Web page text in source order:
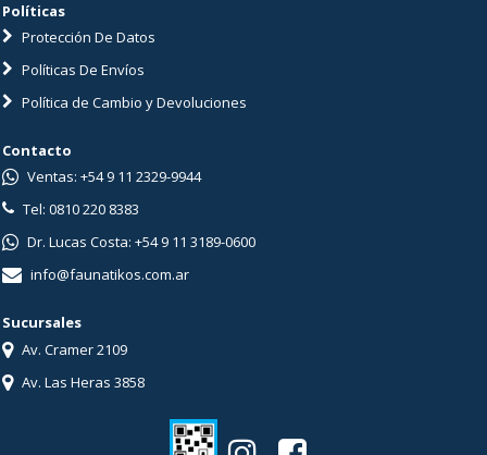
Políticas
Protección De Datos
Políticas De Envíos
Política de Cambio y Devoluciones
Contacto
Ventas: +54 9 11 2329-9944
Tel: 0810 220 8383
Dr. Lucas Costa: +54 9 11 3189-0600
info@faunatikos.com.ar
Sucursales
Av. Cramer 2109
Av. Las Heras 3858